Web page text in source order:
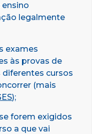
legalmente
exames
às provas de
diferentes cursos
(mais
);
forem exigidos
a que vai